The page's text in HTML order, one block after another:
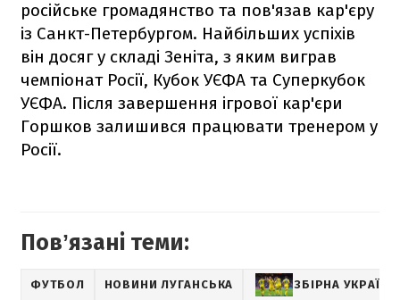
російське громадянство та пов'язав кар'єру
із Санкт-Петербургом. Найбільших успіхів
він досяг у складі Зеніта, з яким виграв
чемпіонат Росії, Кубок УЄФА та Суперкубок
УЄФА. Після завершення ігрової кар'єри
Горшков залишився працювати тренером у
Росії.
Повʼязані теми:
ФУТБОЛ НОВИНИ ЛУГАНСЬКА ЗБІРНА